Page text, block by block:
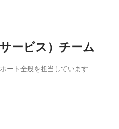
ービス）チーム
ート全般を担当しています